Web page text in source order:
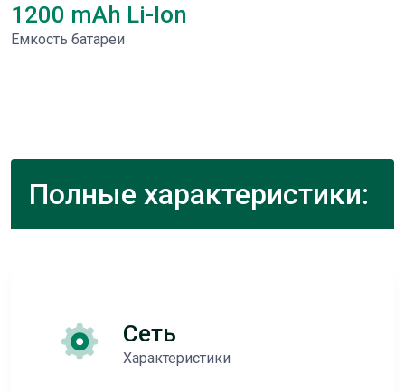
1200 mAh Li-Ion
Емкость батареи
Полные характеристики:
Сеть
Характеристики